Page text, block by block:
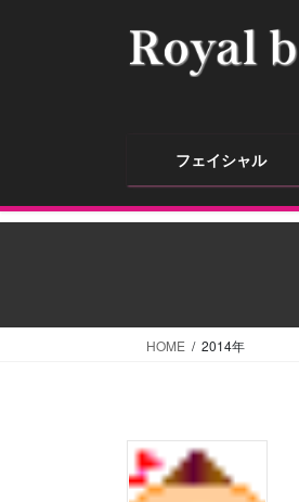
フェイシャル
HOME 2014年